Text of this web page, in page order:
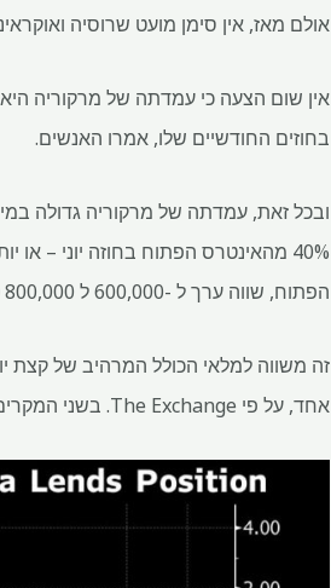
אולם מאז, אין סימן מועט שרוסיה
בחוזים החודשיים שלו, אמרו האנשים.
הפתוח, שווה ערך ל -600,000 ל 800,000 טון.
אחד, על פי The Exchange. בשני המקרים, הסוחר הוא מרקוריה, אמרו האנשים.